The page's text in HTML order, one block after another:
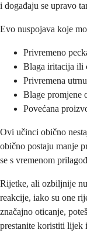
i događaju se upravo
Evo nuspojava koje
Privremeno
Blaga iritacija ili
Privremena
Blage promjene
Povećana
Ovi učinci obično
obično postaju manje
se s vremenom
Rijetke, ali ozbiljnije
reakcije, iako su one
značajno oticanje,
prestanite koristiti lijek